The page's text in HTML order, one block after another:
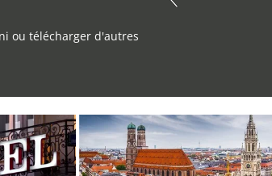
ou télécharger d'autres